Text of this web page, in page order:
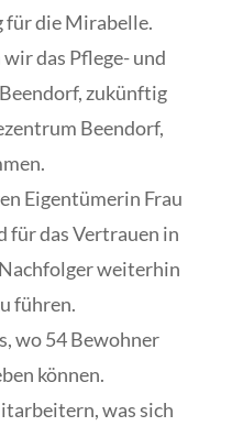
für die Mirabelle.
das Pflege- und
zukünftig
Beendorf,
Eigentümerin Frau
für das Vertrauen in
weiterhin
führen.
wo 54 Bewohner
können.
was sich